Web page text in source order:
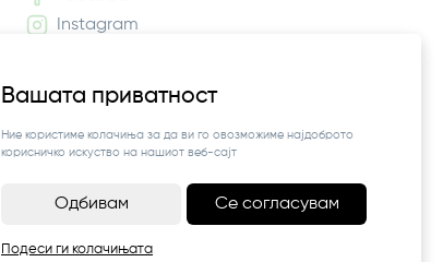
Вашата приватност
Ние користиме колачиња за да ви го овозможиме најдоброто
корисничко искуство на нашиот веб-сајт
Одбивам Се согласувам
Подеси ги колачињата
Instagram